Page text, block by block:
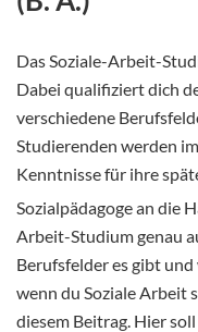
Das Soziale-Arbeit-
Dabei qualifiziert dich
verschiedene
Studierenden werden
Kenntnisse für ihre
Sozialpädagoge an die
Arbeit-Studium genau
Berufsfelder es gibt
wenn du Soziale Arbeit
diesem Beitrag. Hier